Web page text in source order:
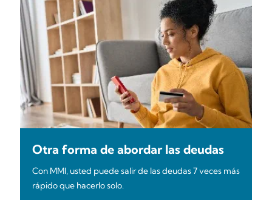
Otra forma de abordar las deudas
Con MMI, usted puede salir de las deudas 7 veces más
rápido que hacerlo solo.